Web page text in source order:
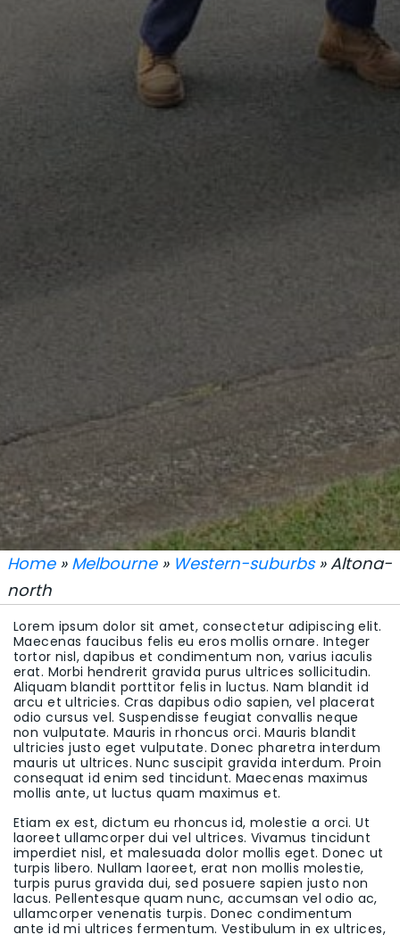
Home» Melbourne» Western-suburbs» Altona-
north
Lorem ipsum dolor sit amet, consectetur adipiscing elit.
Maecenas faucibus felis eu eros mollis ornare. Integer
tortor nisl, dapibus et condimentum non, varius iaculis
erat. Morbi hendrerit gravida purus ultrices sollicitudin.
Aliquam blandit porttitor felis in luctus. Nam blandit id
arcu et ultricies. Cras dapibus odio sapien, vel placerat
odio cursus vel. Suspendisse feugiat convallis neque
non vulputate. Mauris in rhoncus orci. Mauris blandit
ultricies justo eget vulputate. Donec pharetra interdum
mauris ut ultrices. Nunc suscipit gravida interdum. Proin
consequat id enim sed tincidunt. Maecenas maximus
mollis ante, ut luctus quam maximus et.
Etiam ex est, dictum eu rhoncus id, molestie a orci. Ut
laoreet ullamcorper dui vel ultrices. Vivamus tincidunt
imperdiet nisl, et malesuada dolor mollis eget. Donec ut
turpis libero. Nullam laoreet, erat non mollis molestie,
turpis purus gravida dui, sed posuere sapien justo non
lacus. Pellentesque quam nunc, accumsan vel odio ac,
ullamcorper venenatis turpis. Donec condimentum
ante id mi ultrices fermentum. Vestibulum in ex ultrices,